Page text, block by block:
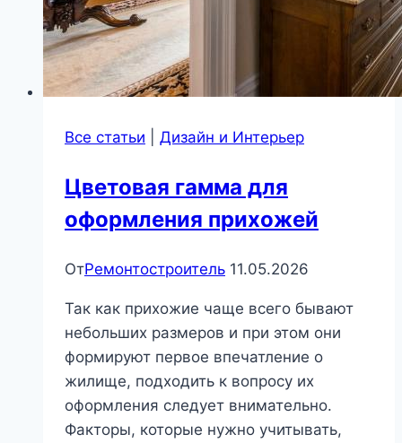
Все статьи Дизайн и Интерьер
Цветовая гамма для
оформления прихожей
ОтРемонтостроитель 11.05.2026
Так как прихожие чаще всего бывают
небольших размеров и при этом они
формируют первое впечатление о
жилище, подходить к вопросу их
оформления следует внимательно.
Факторы, которые нужно учитывать,